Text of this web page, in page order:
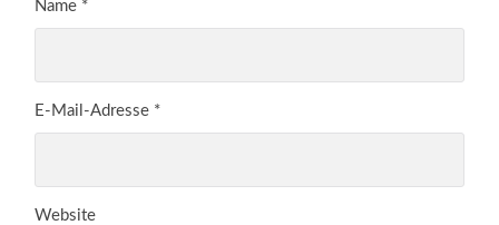
Name *
E-Mail-Adresse *
Website